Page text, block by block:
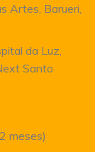
Artes, Barueri,
da Luz,
Santo
meses)